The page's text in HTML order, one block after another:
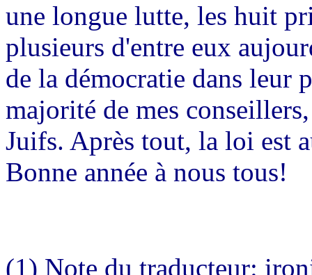
une longue lutte, les huit
plusieurs d'entre eux
de la démocratie dans leur
majorité de mes
Juifs. Après tout, la loi est
Bonne année à nous tous!
(1) Note du traducteur: